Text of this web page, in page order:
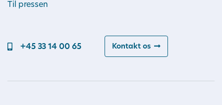
Til pressen
+45 33 14 00 65 Kontakt os